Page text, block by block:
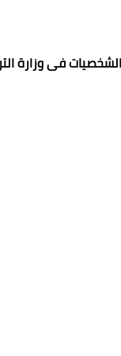
القادم 28 مارس ستدعو إليه كبار الشخصيات فى